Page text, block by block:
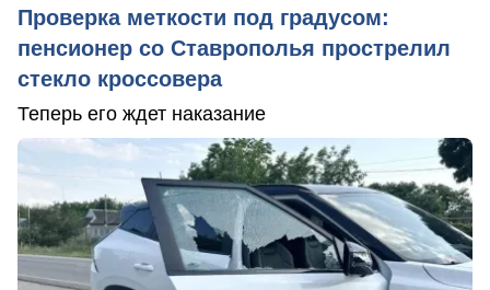
Проверка меткости под градусом:
пенсионер со Ставрополья прострелил
стекло кроссовера
Теперь его ждет наказание